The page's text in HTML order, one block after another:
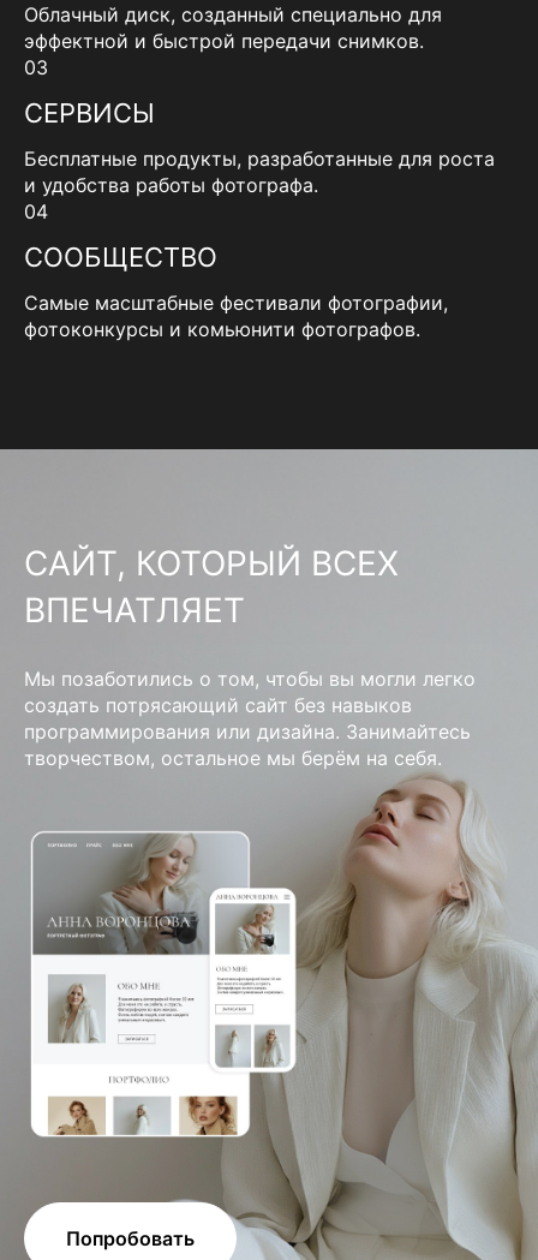
Облачный диск, созданный специально для
эффектной и быстрой передачи снимков.
03
СЕРВИСЫ
Бесплатные продукты, разработанные для роста
и удобства работы фотографа.
04
СООБЩЕСТВО
Самые масштабные фестивали фотографии,
фотоконкурсы и комьюнити фотографов.
САЙТ, КОТОРЫЙ ВСЕХ
ВПЕЧАТЛЯЕТ
Мы позаботились о том, чтобы вы могли легко
создать потрясающий сайт без навыков
программирования или дизайна. Занимайтесь
творчеством, остальное мы берём на себя.
Попробовать